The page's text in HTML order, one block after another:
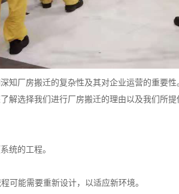
知厂房搬迁的复杂性及其对企业运营的重要性
解选择我们进行厂房搬迁的理由以及我们所
统的工程。
可能需要重新设计，以适应新环境。